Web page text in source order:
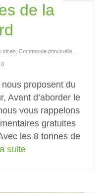
de la
Commande ponctuelle
0
proposent du
Avant d’aborder le
vous rappelons
gratuites
les 8 tonnes de
suite­­